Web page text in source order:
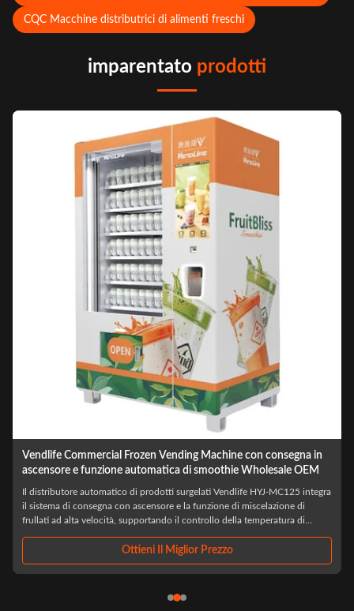
CQC Macchine distributrici di alimenti freschi
imparentato prodotti
2021 Nuove verdure e frutta fresche macchina automatica per
vendere bevande per centri commerciali e mercati
Specification: Multiple Payment System: Online Payment System And
Card Payment System, Nfc Payment. Software System Customize: Mdb,
Dex. Flexible Shelf: Spacing, Height, Quantity. Language. Color: White,
Sticker. 2 Sides Can Add The ...Ottieni Il Miglior Prezzo